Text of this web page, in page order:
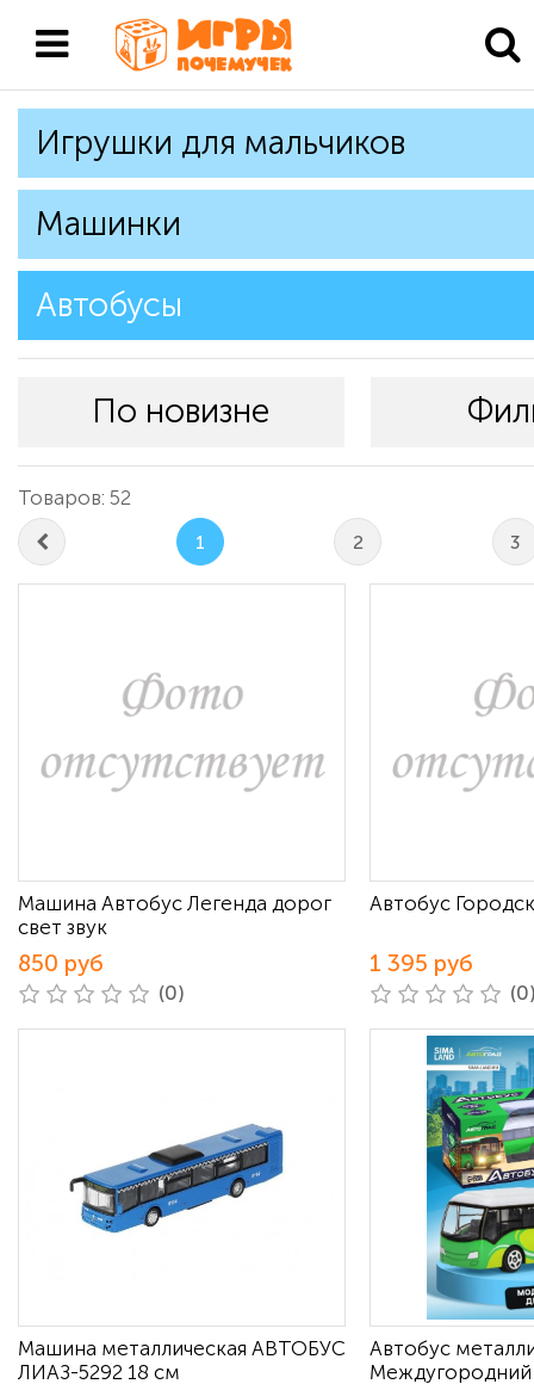
Игрушки для мальчиков
Машинки
Автобусы
По новизне
Товаров: 52
1 2 3
Машина Автобус Легенда дорог
свет звук
850 руб
(0)
Автобус
1 395 руб
Машина металлическая АВТОБУС
ЛИАЗ-5292 18 см
Автобус
Междугородний